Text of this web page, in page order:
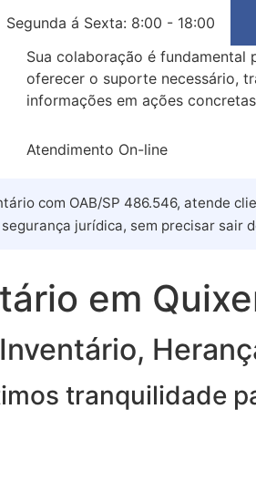
Segunda á Sexta: 8:00 - 18:00
Sua colaboração é fundamental
oferecer o suporte necessário,
informações em ações
Atendimento On-line
com OAB/SP 486.546, atende
jurídica, sem precisar sair
em
tranquilidade